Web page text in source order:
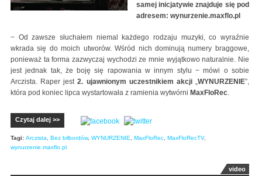
samej inicjatywie znajduje się pod
adresem: wynurzenie.maxflo.pl
− Od zawsze słuchałem niemal każdego rodzaju muzyki, co wyraźnie
wkrada się do moich utworów. Wśród nich dominują numery braggowe,
ponieważ ta forma zazwyczaj wychodzi ze mnie wyjątkowo naturalnie. Nie
jest jednak tak, że boję się rapowania w innym stylu − mówi o sobie
Arczista. Raper jest2. ujawnionym uczestnikiem akcji„WYNURZENIE”,
która pod koniec lipca wystartowała z ramienia wytwórni MaxFloRec.
Czytaj dalej >>
Tagi: Arczista Bez bilbordów, WYNURZENIE MaxFloRec MaxFloRecTV,
wynurzenie.maxflo.pl
video